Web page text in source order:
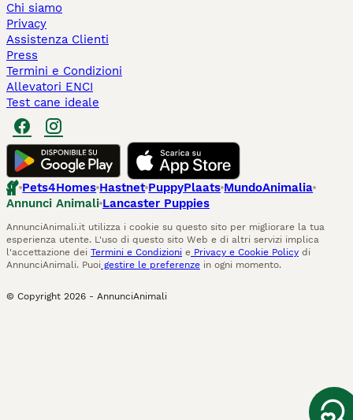
Chi siamo
Privacy
Assistenza Clienti
Press
Termini e Condizioni
Allevatori ENCI
Test cane ideale
Pets4Homes Hastnet PuppyPlaats MundoAnimalia
Annunci Animali Lancaster Puppies
AnnunciAnimali.it utilizza i cookie su questo sito per migliorare la tua
esperienza utente. L'uso di questo sito Web e di altri servizi implica
l'accettazione dei Termini e Condizioni e Privacy e Cookie Policy di
AnnunciAnimali. Puoi gestire le preferenze in ogni momento.
© Copyright 2026 - AnnunciAnimali